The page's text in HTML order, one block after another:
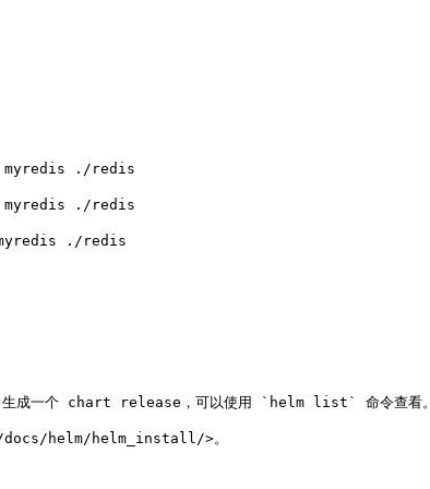
myredis ./redis
./redis
./redis
生成一个 chart release，可以使用 `helm list` 命令查看。
helm/helm_install/>。